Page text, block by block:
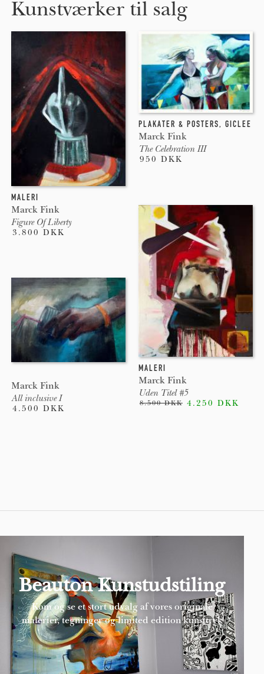
Kunstværker til salg
MALERI
Marck Fink
Figure Of Liberty
3.800 DKK
PLAKATER & POSTERS, GICLEE
Marck Fink
The Celebration III
950 DKK
MALERI
Marck Fink
Uden Titel #5
8.500 DKK 4.250 DKK
Marck Fink
All inclusive I
4.500 DKK
Beauton Kunstudstiling
Kom og se et stort udvalg af vores originale
malerier, tegninger og limited edition kunsttryk